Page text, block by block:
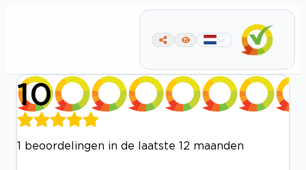
10
1 beoordelingen in de laatste 12 maanden